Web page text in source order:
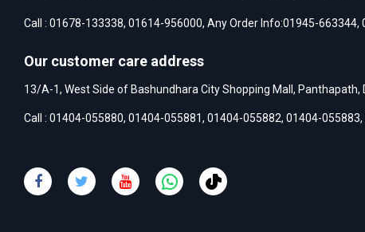
Call : 01678-133338, 01614-956000, Any Order Info:01945-663344,
Our customer care address
13/A-1, West Side of Bashundhara City Shopping Mall, Panthapath,
Call : 01404-055880, 01404-055881, 01404-055882, 01404-055883,